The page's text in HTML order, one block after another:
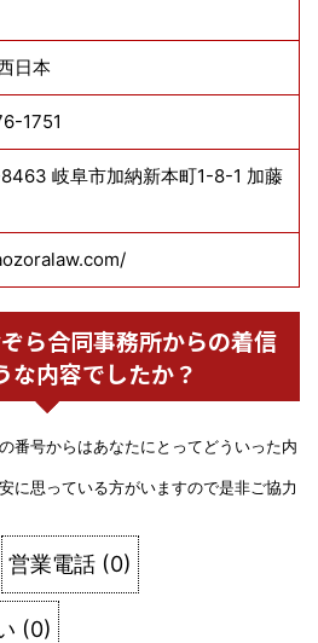
日本
1751
岐阜市加納新本町1-8-1 加藤
ら合同事務所からの着信
な内容でしたか？
番号からはあなたにとってどういった内
に思っている方がいますので是非ご協力
営業電話 (0)
(0)